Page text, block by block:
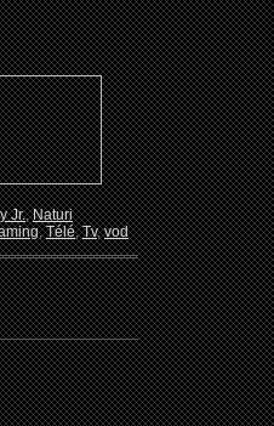
Jr.,Naturi
,Télé,Tv,vod